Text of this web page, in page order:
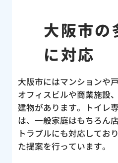
大阪市の
に対応
大阪市にはマンションや
オフィスビルや商業施設
建物があります。トイレ
は、一般家庭はもちろん
トラブルにも対応してお
た提案を行っています。